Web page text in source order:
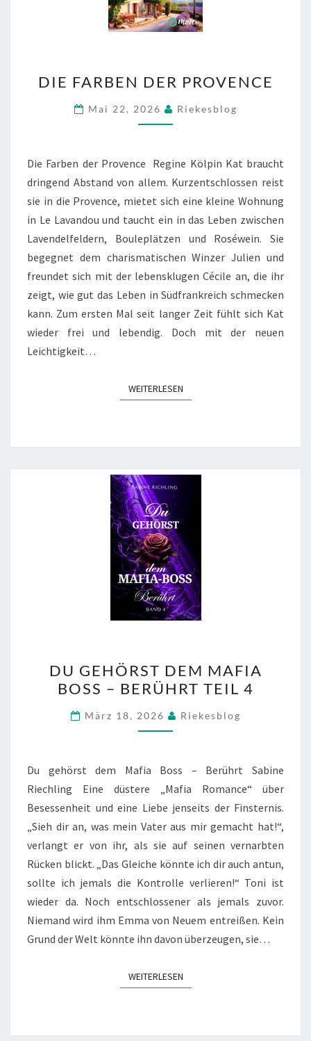
FARBEN
DER
PROVENCE
DIE FARBEN DER PROVENCE
Mai 22, 2026 Riekesblog
Die Farben der Provence Regine Kölpin Kat braucht
dringend Abstand von allem. Kurzentschlossen reist
sie in die Provence, mietet sich eine kleine Wohnung
in Le Lavandou und taucht ein in das Leben zwischen
Lavendelfeldern, Bouleplätzen und Roséwein. Sie
begegnet dem charismatischen Winzer Julien und
freundet sich mit der lebensklugen Cécile an, die ihr
zeigt, wie gut das Leben in Südfrankreich schmecken
kann. Zum ersten Mal seit langer Zeit fühlt sich Kat
wieder frei und lebendig. Doch mit der neuen
Leichtigkeit…
WEITERLESENWEITERLESEN
GEHÖRST
DEM
MAFIA
BOSS
BERÜHRT
TEIL
4
DU GEHÖRST DEM MAFIA
BOSS – BERÜHRT TEIL 4
März 18, 2026 Riekesblog
Du gehörst dem Mafia Boss – Berührt Sabine
Riechling Eine düstere „Mafia Romance“ über
Besessenheit und eine Liebe jenseits der Finsternis.
„Sieh dir an, was mein Vater aus mir gemacht hat!“,
verlangt er von ihr, als sie auf seinen vernarbten
Rücken blickt. „Das Gleiche könnte ich dir auch antun,
sollte ich jemals die Kontrolle verlieren!“ Toni ist
wieder da. Noch entschlossener als jemals zuvor.
Niemand wird ihm Emma von Neuem entreißen. Kein
Grund der Welt könnte ihn davon überzeugen, sie…
WEITERLESENWEITERLESEN